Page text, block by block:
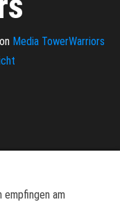
Media TowerWarriors
empfingen am